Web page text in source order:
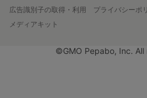
広告識別子の取得・利用
プライバシーポ
メディアキット
©GMO Pepabo, Inc.